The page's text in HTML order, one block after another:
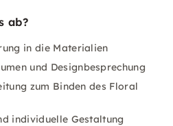
ab?
in die Materialien
und Designbesprechung
zum Binden des Floral
individuelle Gestaltung